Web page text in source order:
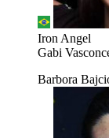
Iron Angel
Gabi
Barbora